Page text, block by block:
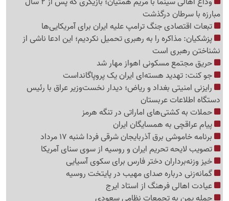
مبارزه با سرطان درگذشت
تبعات اقتصادی جنگ ترامپ علیه ایران برای آمریکایی‌ها
پزشکیان: مذاکره را به رهبری تحمیل نکردیم؛ این ادعا ناشی از
نشناختن رهبری است
حریق مجتمع مسکونی اهواز مهار شد
جو کنت: تهدید هسته‌ای ایران یک پروپاگانداست
رایزنی امنیتی بغداد و ریاض؛ دیدار نخست‌وزیر عراق با رئیس
دستگاه اطلاعات عربستان
حملات به کشتی‌های اماراتی در تنگه هرمز
پیام عراقچی به همسایگان ایران
برنامه خاموشی برق آذربایجان شرقی فردا شنبه 17 مرداد
تصویب لایحه تحریم ایران و روسیه از سوی سنای آمریکا
خیز وزنه‌برداران دختر فارس برای سکوی آسیایی
گمانه‌زنی درباره صدای مهیب در پایتخت روسیه
عیادت اهالی فرهنگ از استاد ایرج
حمله یمن به تجمعات نظامی سعودی